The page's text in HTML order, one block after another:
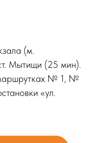
(м.
Мытищи (25 мин).
№ 1, №
«ул.